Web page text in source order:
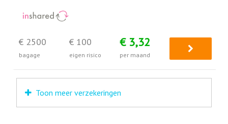
€ 2500
bagage
€ 100
eigen risico
€ 3,32
per maand
Toon meer verzekeringen